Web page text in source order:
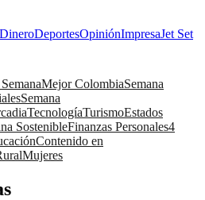
DineroDeportesOpiniónImpresaJet Set
Mejor ColombiaSemana
Semana
TecnologíaTurismoEstados
SostenibleFinanzas Personales4
Contenido en
Mujeres